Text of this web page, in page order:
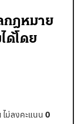
กฎหมาย
ด้โดย
ไม่ลงคะแนน 0